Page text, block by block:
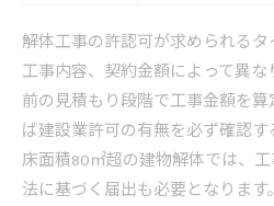
解体工事の許認可が求められる
工事内容、契約金額によって異
前の見積もり段階で工事金額を
ば建設業許可の有無を必ず確認す
床面積80㎡超の建物解体では、
法に基づく届出も必要となります。